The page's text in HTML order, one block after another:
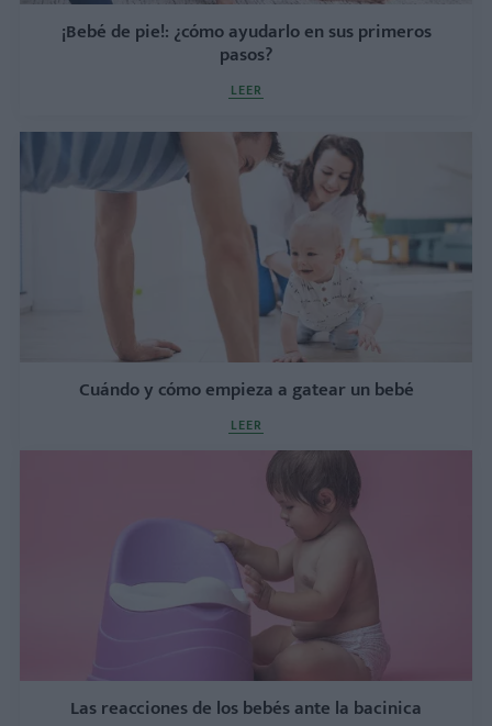
¡Bebé de pie!: ¿cómo ayudarlo en sus primeros
pasos?
LEER
Cuándo y cómo empieza a gatear un bebé
LEER
Las reacciones de los bebés ante la bacinica